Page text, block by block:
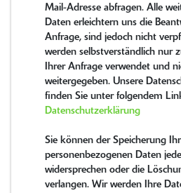
Mail-Adresse abfragen. Alle
Daten erleichtern uns die
Anfrage, sind jedoch nicht
werden selbstverständlich nur
Ihrer Anfrage verwendet und
weitergegeben. Unsere
finden Sie unter folgendem
Datenschutzerklärung
Sie können der Speicherung
personenbezogenen Daten
widersprechen oder die
verlangen. Wir werden Ihre